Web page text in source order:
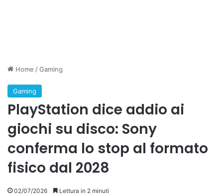
Home /Gaming
Gaming
PlayStation dice addio ai
giochi su disco: Sony
conferma lo stop al formato
fisico dal 2028
02/07/2026 Lettura in 2 minuti